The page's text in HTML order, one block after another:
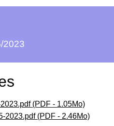
2023
(PDF - 1.05Mo)
2023.pdf (PDF - 2.46Mo)